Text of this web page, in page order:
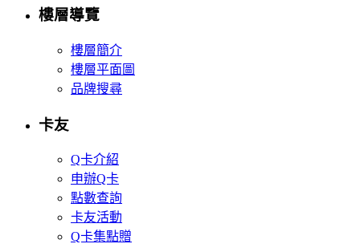
樓層導覽
樓層簡介
樓層平面圖
品牌搜尋
卡友
Q卡介紹
申辦Q卡
點數查詢
卡友活動
Q卡集點贈